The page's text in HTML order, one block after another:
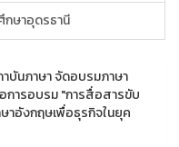
ษาอุดรธานี
บันภาษา จัดอบรมภาษา
การอบรม "การสื่อสารขับ
อังกฤษเพื่อธุรกิจในยุค